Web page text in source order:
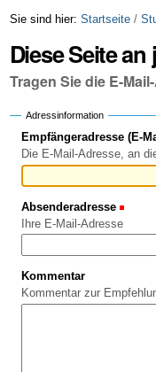
Sie sind hier: Startseite /
Diese Seite
Tragen Sie die E-
Adressinformation
Empfängeradresse (E-
Die E-Mail-Adresse, an
Absenderadresse
Ihre E-Mail-Adresse
Kommentar
Kommentar zur